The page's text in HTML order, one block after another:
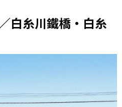
白糸川鐵橋・白糸